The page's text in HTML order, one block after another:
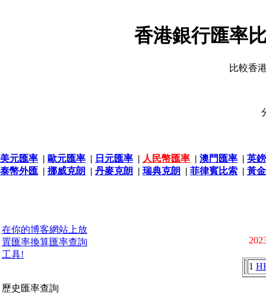
香港銀行匯率
比較香
美元匯率 | 歐元匯率 | 日元匯率 | 人民幣匯率 | 澳門匯率 | 英
泰幣外匯 | 挪威克朗 | 丹麥克朗 | 瑞典克朗 | 菲律賓比索 | 黃
在你的博客網站上放
置匯率換算匯率查詢
工具!
歷史匯率查詢
1